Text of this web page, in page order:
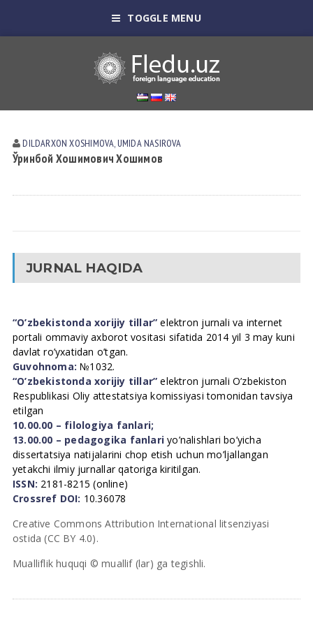
TOGGLE MENU
DILDARXON XOSHIMOVА, UMIDA NАSIROVА
Ўринбой Хошимович Хошимов
JURNAL HAQIDA
“O’zbekistonda xorijiy tillar” elektron jurnali va internet
portali ommaviy axborot vositasi sifatida 2014 yil 3 may kuni
davlat ro’yxatidan o’tgan.
Guvohnoma: №1032.
“O’zbekistonda xorijiy tillar” elektron jurnali O’zbekiston
Respublikasi Oliy attestatsiya komissiyasi tomonidan tavsiya
etilgan
10.00.00 – filologiya fanlari;
13.00.00 – pedagogika fanlari yo’nalishlari bo’yicha
dissertatsiya natijalarini chop etish uchun mo’ljallangan
yetakchi ilmiy jurnallar qatoriga kiritilgan.
ISSN: 2181-8215 (online)
Crossref DOI: 10.36078
Creative Commons Attribution International litsenziyasi
ostida (CC BY 4.0).
Mualliflik huquqi © muallif (lar) ga tegishli.